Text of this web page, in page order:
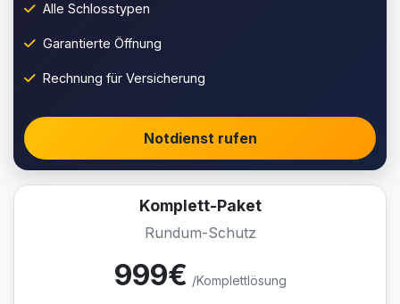
Alle Schlosstypen
Garantierte Öffnung
Rechnung für Versicherung
Notdienst rufen
Komplett-Paket
Rundum-Schutz
999€ /Komplettlösung